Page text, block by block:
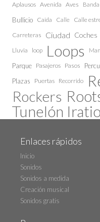
Aplausos Avenida Aves Banda
Bullicio Caida Calle Calle
Carreteras Ciudad Coches
Lluvia loop Loops
Parque Pasajeros Pasos
Plazas Puertas Recorrido
Rockers
Tunelón
Enlaces rápidos
Inicio
Sonidos
Sonidos a medida
Creación musical
Sonidos gratis